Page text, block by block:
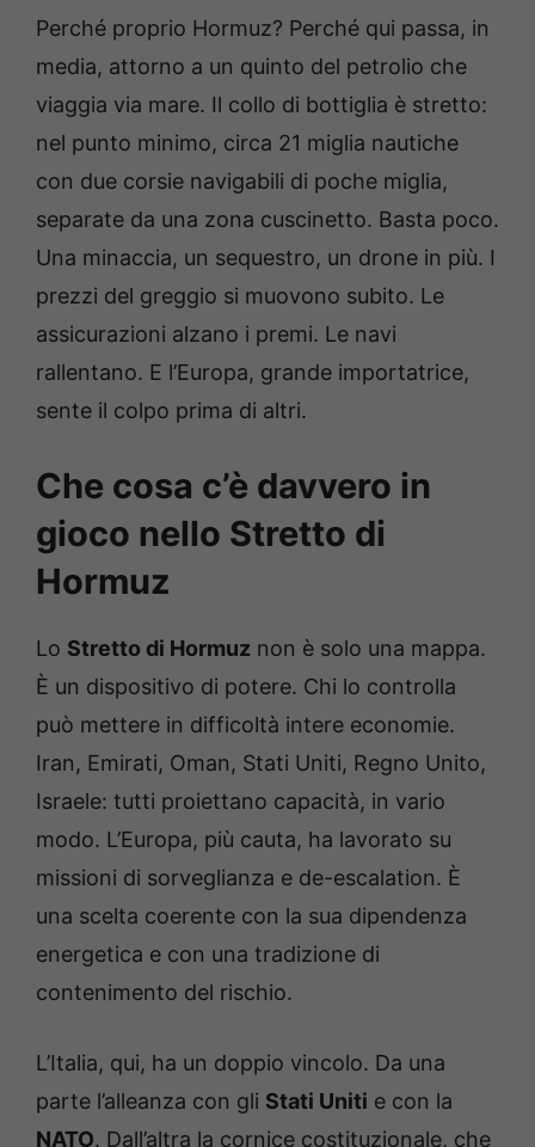
Perché proprio Hormuz? Perché qui passa, in
media, attorno a un quinto del petrolio che
viaggia via mare. Il collo di bottiglia è stretto:
nel punto minimo, circa 21 miglia nautiche
con due corsie navigabili di poche miglia,
separate da una zona cuscinetto. Basta poco.
Una minaccia, un sequestro, un drone in più. I
prezzi del greggio si muovono subito. Le
assicurazioni alzano i premi. Le navi
rallentano. E l’Europa, grande importatrice,
sente il colpo prima di altri.
Che cosa c’è davvero in
gioco nello Stretto di
Hormuz
Lo Stretto di Hormuz non è solo una mappa.
È un dispositivo di potere. Chi lo controlla
può mettere in difficoltà intere economie.
Iran, Emirati, Oman, Stati Uniti, Regno Unito,
Israele: tutti proiettano capacità, in vario
modo. L’Europa, più cauta, ha lavorato su
missioni di sorveglianza e de-escalation. È
una scelta coerente con la sua dipendenza
energetica e con una tradizione di
contenimento del rischio.
L’Italia, qui, ha un doppio vincolo. Da una
parte l’alleanza con gli Stati Uniti e con la
NATO. Dall’altra la cornice costituzionale, che